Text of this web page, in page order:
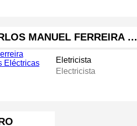
MANUEL FERREIRA …
Eletricista
Electricista